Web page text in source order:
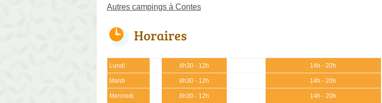
Autres campings à Contes
Horaires
Lundi 8h30 - 12h 14h - 20h
Mardi 8h30 - 12h 14h - 20h
Mercredi 8h30 - 12h 14h - 20h